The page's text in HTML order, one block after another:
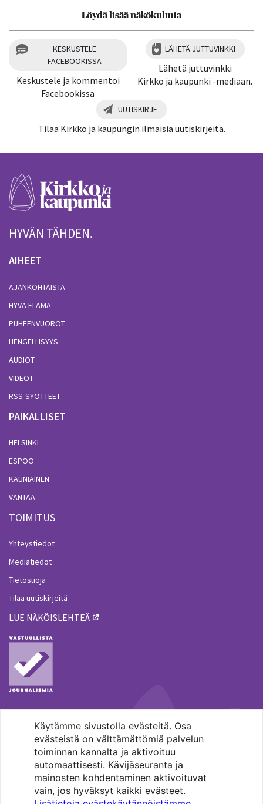
Käytämme sivustolla evästeitä. Osa
evästeistä on välttämättömiä palvelun
toiminnan kannalta ja aktivoituu
automaattisesti. Kävijäseuranta ja
mainosten kohdentaminen aktivoituvat
vain, jos hyväksyt kaikki evästeet.
Löydä lisää näkökulmia
KESKUSTELE
FACEBOOKISSA
Keskustele ja kommentoi
Facebookissa
LÄHETÄ JUTTUVINKKI
Lähetä juttuvinkki
Kirkko ja kaupunki -mediaan.
UUTISKIRJE
Tilaa Kirkko ja kaupungin ilmaisia uutiskirjeitä.
HYVÄN TÄHDEN.
AIHEET
AJANKOHTAISTA
HYVÄ ELÄMÄ
PUHEENVUOROT
HENGELLISYYS
AUDIOT
VIDEOT
RSS-SYÖTTEET
PAIKALLISET
HELSINKI
ESPOO
KAUNIAINEN
VANTAA
TOIMITUS
Yhteystiedot
Mediatiedot
Tietosuoja
Tilaa uutiskirjeitä
LUE NÄKÖISLEHTEÄ
MENOHAKU